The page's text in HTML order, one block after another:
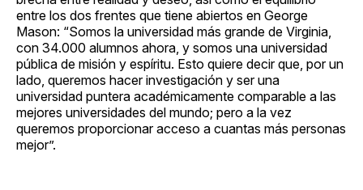
entre los dos frentes que tiene abiertos en George
Mason: “Somos la universidad más grande de Virginia,
con 34.000 alumnos ahora, y somos una universidad
pública de misión y espíritu. Esto quiere decir que, por un
lado, queremos hacer investigación y ser una
universidad puntera académicamente comparable a las
mejores universidades del mundo; pero a la vez
queremos proporcionar acceso a cuantas más personas
mejor”.